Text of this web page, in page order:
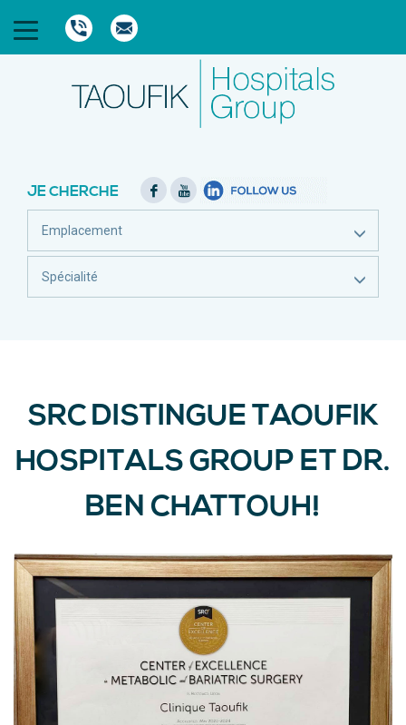
JE CHERCHE
Emplacement
Spécialité
SRC DISTINGUE TAOUFIK
HOSPITALS GROUP ET DR.
BEN CHATTOUH!